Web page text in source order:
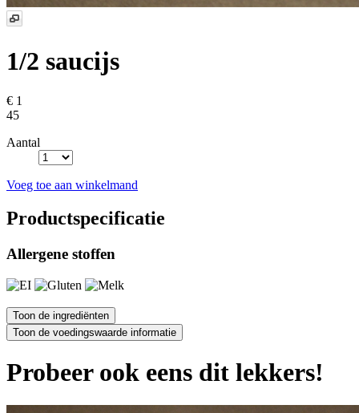
1/2 saucijs
€ 1
45
Aantal
Voeg toe aan winkelmand
Productspecificatie
Allergene stoffen
Probeer ook eens dit lekkers!